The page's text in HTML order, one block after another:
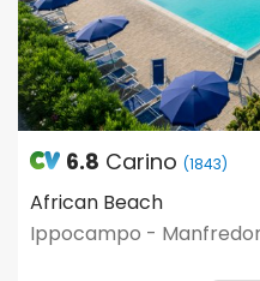
6.8 Carino (1843)
African Beach
Ippocampo -